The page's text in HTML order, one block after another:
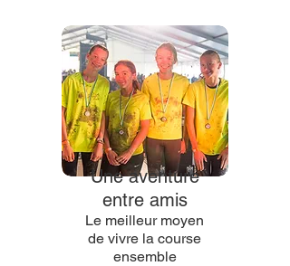
Une aventure
entre amis
Le meilleur moyen
de vivre la course
ensemble